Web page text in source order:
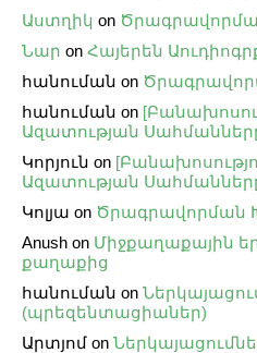
Աստղիկ on
Նար on Հայերեն
հանուման on
հանուման on
Ազատության
Կորյուն on
Ազատության
Կոլյա on Ծրագրավորման
Anush on Միջքաղաքային
քաղաքից
հանուման on
(պրեզենտացիաներ)
Արտյոմ on